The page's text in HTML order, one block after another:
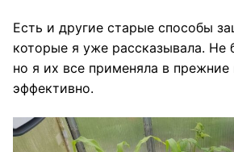
Есть и другие старые способы
которые я уже рассказывала. Не
но я их все применяла в
эффективно.